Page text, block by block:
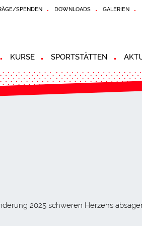
SPENDEN DOWNLOADS GALERIEN
KURSE SPORTSTÄTTEN
2025 schweren Herzens